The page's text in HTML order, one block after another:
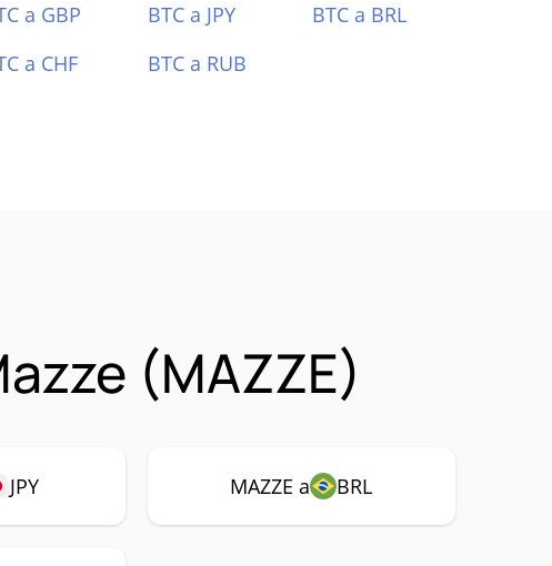
a GBP BTC a JPY
BTC a BRL
a CHF BTC a RUB
(MAZZE)
JPY MAZZE a BRL